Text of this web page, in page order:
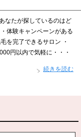
なたが探しているのはど
体験キャンペーンがある
を完了できるサロン ・
円以内で気軽に・・・
続きを読む